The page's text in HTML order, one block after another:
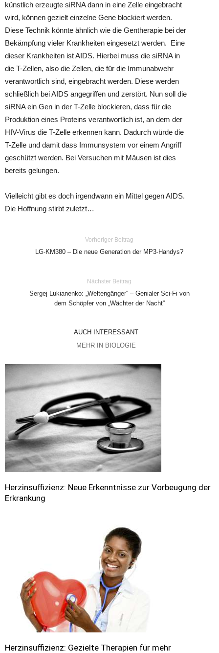
künstlich erzeugte siRNA dann in eine Zelle eingebracht
wird, können gezielt einzelne Gene blockiert werden.
Diese Technik könnte ähnlich wie die Gentherapie bei der
Bekämpfung vieler Krankheiten eingesetzt werden. Eine
dieser Krankheiten ist AIDS. Hierbei muss die siRNA in
die T-Zellen, also die Zellen, die für die Immunabwehr
verantwortlich sind, eingebracht werden. Diese werden
schließlich bei AIDS angegriffen und zerstört. Nun soll die
siRNA ein Gen in der T-Zelle blockieren, dass für die
Produktion eines Proteins verantwortlich ist, an dem der
HIV-Virus die T-Zelle erkennen kann. Dadurch würde die
T-Zelle und damit dass Immunsystem vor einem Angriff
geschützt werden. Bei Versuchen mit Mäusen ist dies
bereits gelungen.
Vielleicht gibt es doch irgendwann ein Mittel gegen AIDS.
Die Hoffnung stirbt zuletzt…
Vorheriger Beitrag
LG-KM380 – Die neue Generation der MP3-Handys?
Nächster Beitrag
Sergej Lukianenko: „Weltengänger“ – Genialer Sci-Fi von
dem Schöpfer von „Wächter der Nacht“
AUCH INTERESSANT
MEHR IN BIOLOGIE
Herzinsuffizienz: Neue Erkenntnisse zur Vorbeugung der
Erkrankung
Herzinsuffizienz: Gezielte Therapien für mehr